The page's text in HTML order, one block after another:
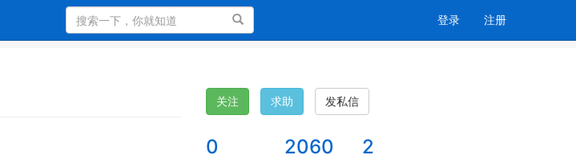
搜索 登录 注册
关注 求助 发私信
0 2060 2